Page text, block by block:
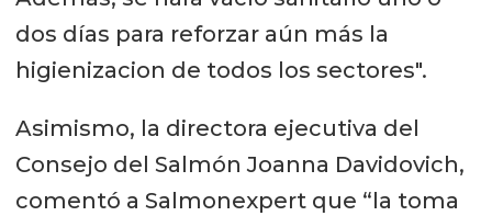
las empresas salmonicultoras van a
financiar los test dentro de la
Adicionalmente, la industria
salmonicultora reforzará la
dos días para reforzar aún más la
higienizacion de todos los sectores".
Asimismo, la directora ejecutiva del
Consejo del Salmón Joanna Davidovich,
comentó a Salmonexpert que “la toma